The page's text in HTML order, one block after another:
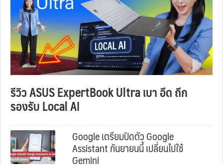
รีวิว ASUS ExpertBook Ultra เบา อึด ถึก
รองรับ Local AI
Google เตรียมปิดตัว Google
Assistant กันยายนนี้ เปลี่ยนไปใช้
Gemini